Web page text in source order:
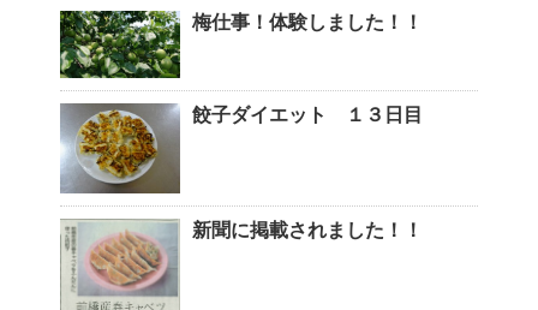
梅仕事！体験しました！！
餃子ダイエット １３日目
新聞に掲載されました！！